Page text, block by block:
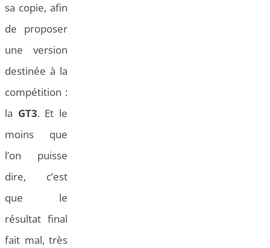
sa copie, afin
de proposer
une version
destinée à la
compétition :
la GT3. Et le
moins que
l’on puisse
dire, c’est
que le
résultat final
fait mal, très